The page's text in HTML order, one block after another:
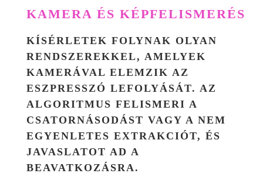
KAMERA ÉS KÉPFELISMERÉS
KÍSÉRLETEK FOLYNAK OLYAN
RENDSZEREKKEL, AMELYEK
KAMERÁVAL ELEMZIK AZ
ESZPRESSZÓ LEFOLYÁSÁT. AZ
ALGORITMUS FELISMERI A
CSATORNÁSODÁST VAGY A NEM
EGYENLETES EXTRAKCIÓT, ÉS
JAVASLATOT AD A
BEAVATKOZÁSRA.